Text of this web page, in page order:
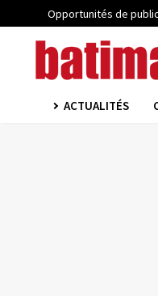
Opportunités de
ACTUALITÉS